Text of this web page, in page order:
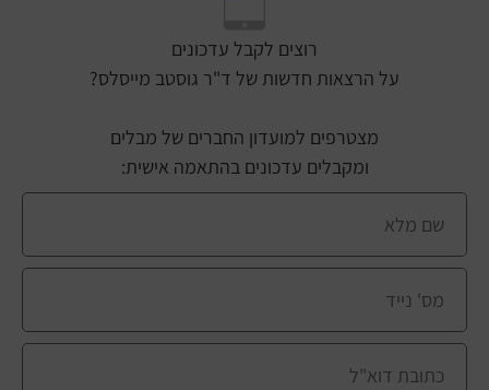
רוצים לקבל עדכונים
על הרצאות חדשות של ד"ר גוסטב מייסלס?
מצטרפים למועדון החברים של מבלים
ומקבלים עדכונים בהתאמה אישית: